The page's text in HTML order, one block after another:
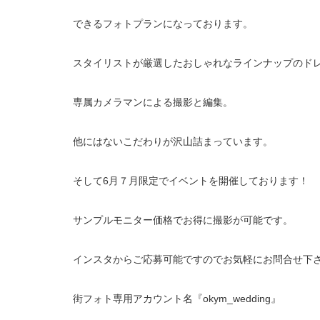
できるフォトプランになっております。
スタイリストが厳選したおしゃれなラインナップのド
専属カメラマンによる撮影と編集。
他にはないこだわりが沢山詰まっています。
そして6月７月限定でイベントを開催しております！
サンプルモニター価格でお得に撮影が可能です。
インスタからご応募可能ですのでお気軽にお問合せ下さ
街フォト専用アカウント名『okym_wedding』